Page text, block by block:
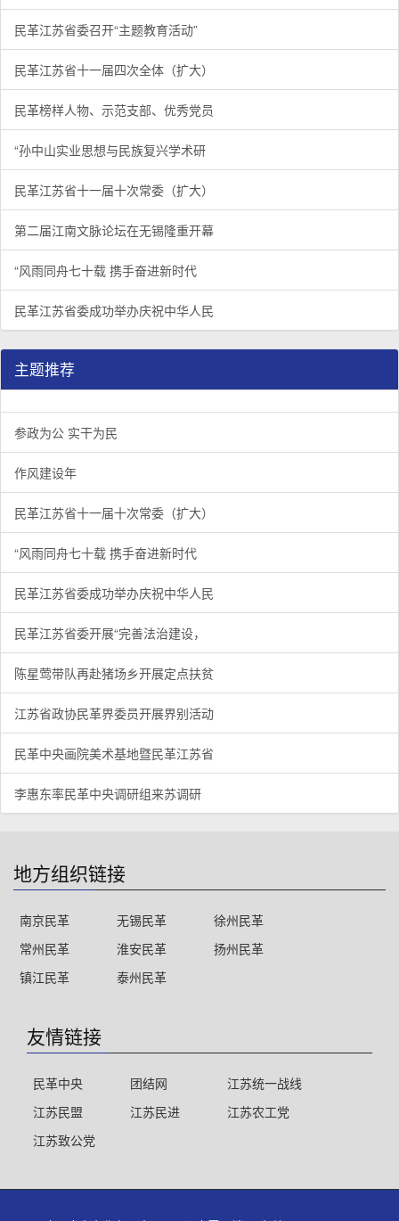
民革江苏省委召开“主题教育活动”
民革江苏省十一届四次全体（扩大）
民革榜样人物、示范支部、优秀党员
“孙中山实业思想与民族复兴学术研
民革江苏省十一届十次常委（扩大）
第二届江南文脉论坛在无锡隆重开幕
“风雨同舟七十载 携手奋进新时代
民革江苏省委成功举办庆祝中华人民
主题推荐
参政为公 实干为民
作风建设年
民革江苏省十一届十次常委（扩大）
“风雨同舟七十载 携手奋进新时代
民革江苏省委成功举办庆祝中华人民
民革江苏省委开展“完善法治建设，
陈星莺带队再赴猪场乡开展定点扶贫
江苏省政协民革界委员开展界别活动
民革中央画院美术基地暨民革江苏省
李惠东率民革中央调研组来苏调研
地方组织链接
南京民革 无锡民革
徐州民革
常州民革
淮安民革
扬州民革
镇江民革
泰州民革
友情链接
民革中央 团结网
江苏统一战线
江苏民盟
江苏民进
江苏农工党
江苏致公党